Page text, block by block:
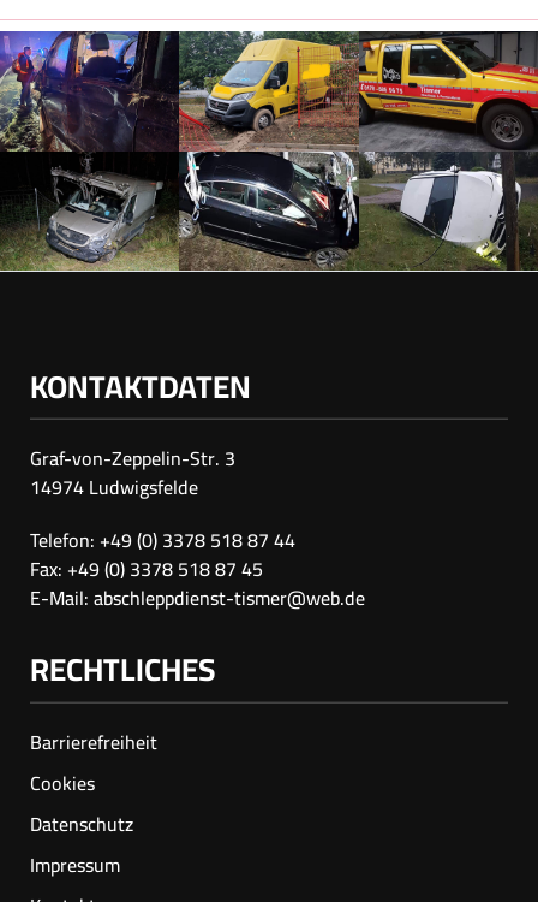
KONTAKTDATEN
Graf-von-Zeppelin-Str. 3
14974 Ludwigsfelde
Telefon: +49 (0) 3378 518 87 44
Fax: +49 (0) 3378 518 87 45
E-Mail:abschleppdienst-tismer@web.de
RECHTLICHES
Barrierefreiheit
Cookies
Datenschutz
Impressum